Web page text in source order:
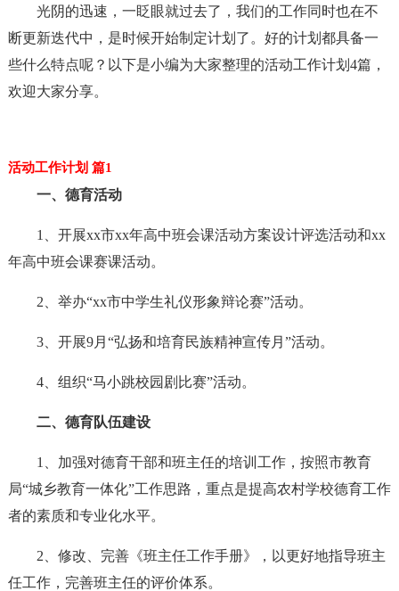
光阴的迅速，一眨眼就过去了，我们的工作同时也在不
断更新迭代中，是时候开始制定计划了。好的计划都具备一
些什么特点呢？以下是小编为大家整理的活动工作计划4篇，
欢迎大家分享。
活动工作计划 篇1
一、德育活动
1、开展xx市xx年高中班会课活动方案设计评选活动和xx
年高中班会课赛课活动。
2、举办“xx市中学生礼仪形象辩论赛”活动。
3、开展9月“弘扬和培育民族精神宣传月”活动。
4、组织“马小跳校园剧比赛”活动。
二、德育队伍建设
1、加强对德育干部和班主任的培训工作，按照市教育
局“城乡教育一体化”工作思路，重点是提高农村学校德育工作
者的素质和专业化水平。
2、修改、完善《班主任工作手册》，以更好地指导班主
任工作，完善班主任的评价体系。